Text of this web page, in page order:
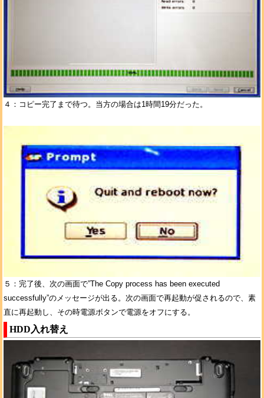
４：コピー完了まで待つ。当方の場合は1時間19分だった。
５：完了後、次の画面で”The Copy process has been executed
successfully”のメッセージが出る。次の画面で再起動が促されるので、素
直に再起動し、その時電源ボタンで電源をオフにする。
HDD入れ替え